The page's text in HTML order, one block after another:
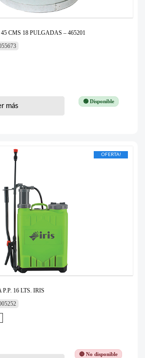
CMS 18 PULGADAS – 465201
🟢 Disponible
más
OFERTA!
16 LTS. IRIS
🔴 No disponible